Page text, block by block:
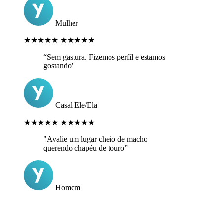
Mulher
★★★★★ ★★★★★
“Sem gastura. Fizemos perfil e estamos
gostando"
Casal Ele/Ela
★★★★★ ★★★★★
"Avalie um lugar cheio de macho
querendo chapéu de touro”
Homem